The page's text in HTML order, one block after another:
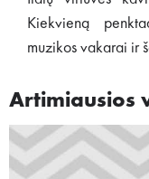
Kiekvieną
muzikos vakarai ir
Artimiausios